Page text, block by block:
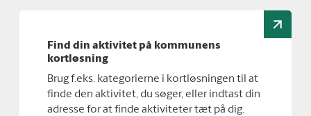
Find din aktivitet på kommunens
kortløsning
Brug f.eks. kategorierne i kortløsningen til at
finde den aktivitet, du søger, eller indtast din
adresse for at finde aktiviteter tæt på dig.